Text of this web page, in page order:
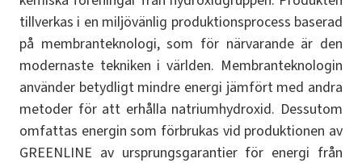
tillverkas i en miljövänlig produktionsprocess baserad
på membranteknologi, som för närvarande är den
modernaste tekniken i världen. Membranteknologin
använder betydligt mindre energi jämfört med andra
metoder för att erhålla natriumhydroxid. Dessutom
omfattas energin som förbrukas vid produktionen av
GREENLINE av ursprungsgarantier för energi från